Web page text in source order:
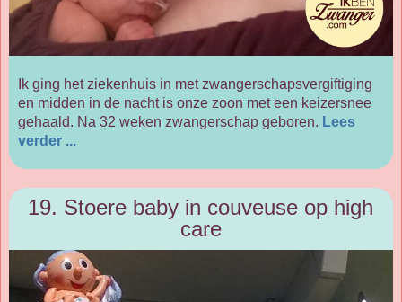
Ik ging het ziekenhuis in met zwangerschapsvergiftiging
en midden in de nacht is onze zoon met een keizersnee
gehaald. Na 32 weken zwangerschap geboren. Lees
verder ...
19. Stoere baby in couveuse op high
care